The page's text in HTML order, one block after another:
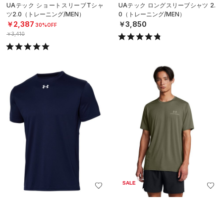
UAテック ショートスリーブTシャ
ツ2.0（トレーニング/MEN）
￥2,387 30%OFF
￥3,410
UAテック ロングスリーブシャツ 2.
0（トレーニング/MEN）
￥3,850
SALE